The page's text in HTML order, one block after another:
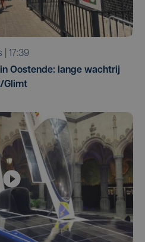
| 17:39
Oostende: lange wachtrij
Glimt